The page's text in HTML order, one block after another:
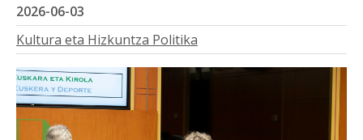
2026-06-03
Kultura eta Hizkuntza Politika